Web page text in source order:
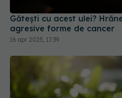
Gătești cu acest ulei?
agresive forme de cancer
16 apr 2025, 17:39